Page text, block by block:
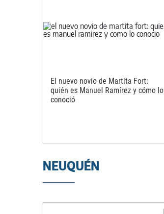
El nuevo novio de Martita Fort:
quién es Manuel Ramírez y cómo lo
conoció
NEUQUÉN